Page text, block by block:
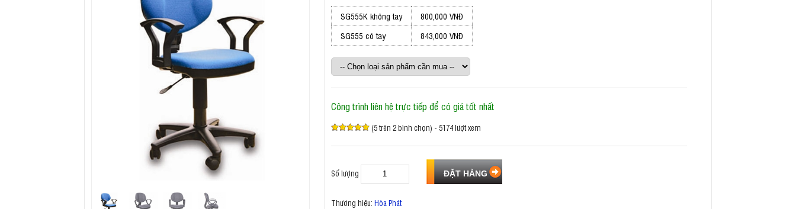
SG555K không tay
800,000 VNĐ
SG555 có tay
843,000 VNĐ
Công trình liên hệ trực tiếp để có giá tốt nhất
(5 trên 2 bình chọn) - 5174 lượt xem
Số lượng
Thương hiệu: Hòa Phát